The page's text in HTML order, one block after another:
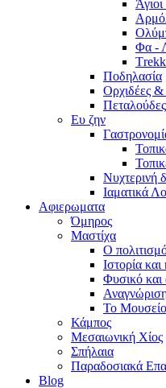
Φα -
Ποδηλασία
Ορχιδέες
Ευ ζην
Νυχτερινή
Ιαματικά
Αφιερωματα
Όμηρος
Μαστίχα
Ο
Ιστορία και
Φυσικό και
Το
Κάμπος
Μεσαιωνική Χίος
Σπήλαια
Παραδοσιακά
Blog